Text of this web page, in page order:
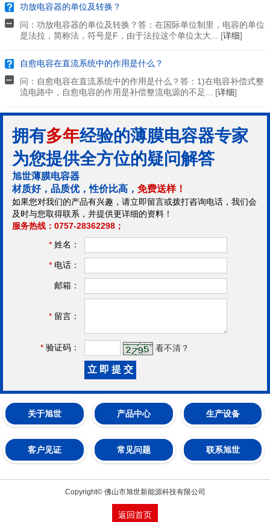
功放电容器的单位及转换？
问：功放电容器的单位及转换？答：在国际单位制里，电容的单位
是法拉，简称法，符号是F，由于法拉这个单位太大... [详细]
自愈电容在直流系统中的作用是什么？
问：自愈电容在直流系统中的作用是什么？答：1)在电容补偿式整
流电路中，自愈电容的作用是补偿整流电源的不足... [详细]
拥有多年经验的薄膜电容器专家
为您提供全方位的疑问解答
旭世薄膜电容器
材质好，品质优，性价比高， 免费送样！
如果您对我们的产品有兴趣，请立即留言或拨打咨询电话，我们会
及时与您取得联系，并提供更详细的资料！
服务热线：0757-28362298；
* 姓名：
* 电话：
邮箱：
* 留言：
* 验证码： 看不清？
关于旭世 产品中心 生产设备
客户见证 常见问题 联系旭世
Copyright© 佛山市旭世新能源科技有限公司
返回首页